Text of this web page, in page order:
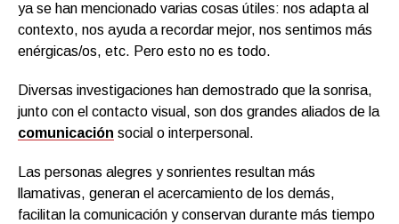
ya se han mencionado varias cosas útiles: nos adapta al
contexto, nos ayuda a recordar mejor, nos sentimos más
enérgicas/os, etc. Pero esto no es todo.
Diversas investigaciones han demostrado que la sonrisa,
junto con el contacto visual, son dos grandes aliados de la
comunicación social o interpersonal.
Las personas alegres y sonrientes resultan más
llamativas, generan el acercamiento de los demás,
facilitan la comunicación y conservan durante más tiempo